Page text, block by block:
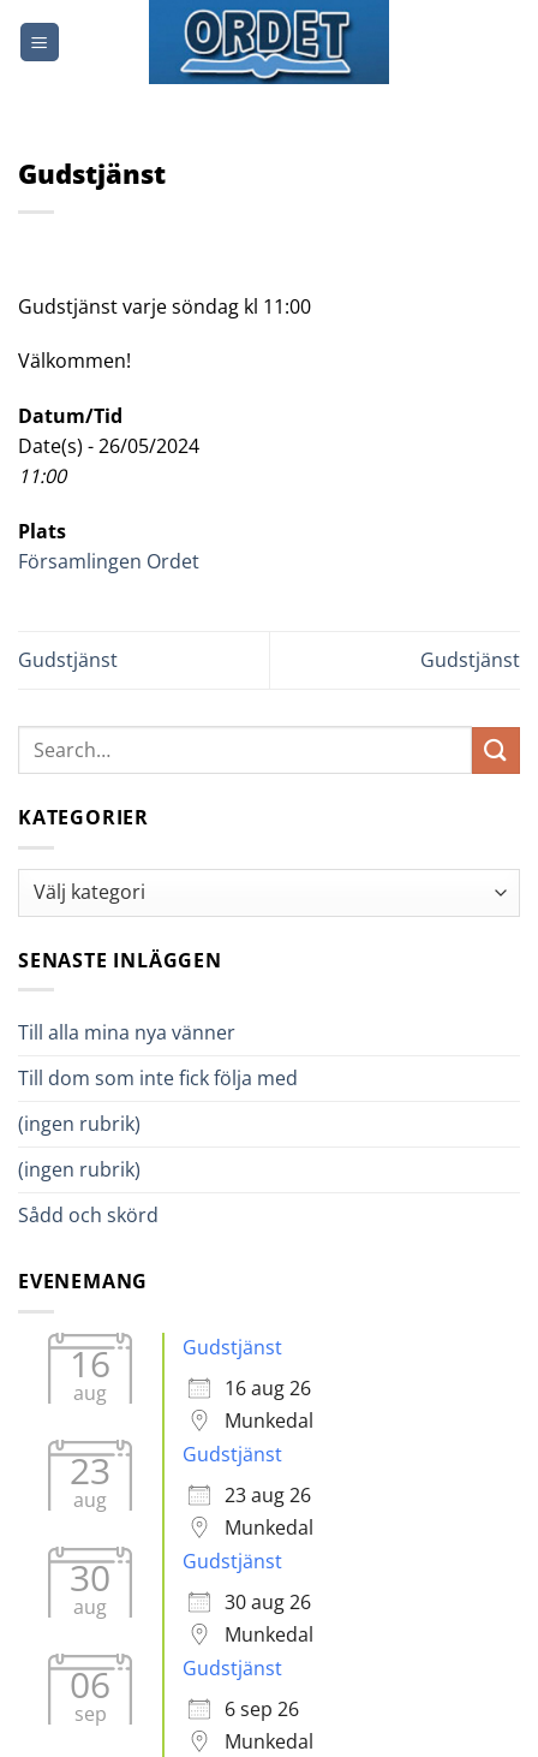
Gudstjänst
Gudstjänst varje söndag kl 11:00
Välkommen!
Datum/Tid
Date(s) - 26/05/2024
11:00
Plats
Församlingen Ordet
Gudstjänst Gudstjänst
KATEGORIER
Kategorier
SENASTE INLÄGGEN
Till alla mina nya vänner
Till dom som inte fick följa med
(ingen rubrik)
(ingen rubrik)
Sådd och skörd
EVENEMANG
16
aug
Gudstjänst
16 aug 26
Munkedal
23
aug
Gudstjänst
23 aug 26
Munkedal
30
aug
Gudstjänst
30 aug 26
Munkedal
06
sep
Gudstjänst
6 sep 26
Munkedal